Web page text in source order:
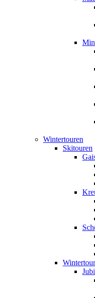
Wintertouren
Skitouren